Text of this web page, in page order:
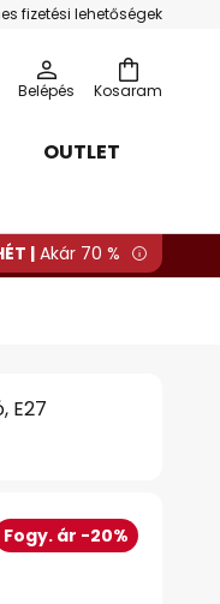
fizetési lehetőségek
Kosaram
Belépés
OUTLET
|Akár 70 %
E27
Fogy. ár -20%